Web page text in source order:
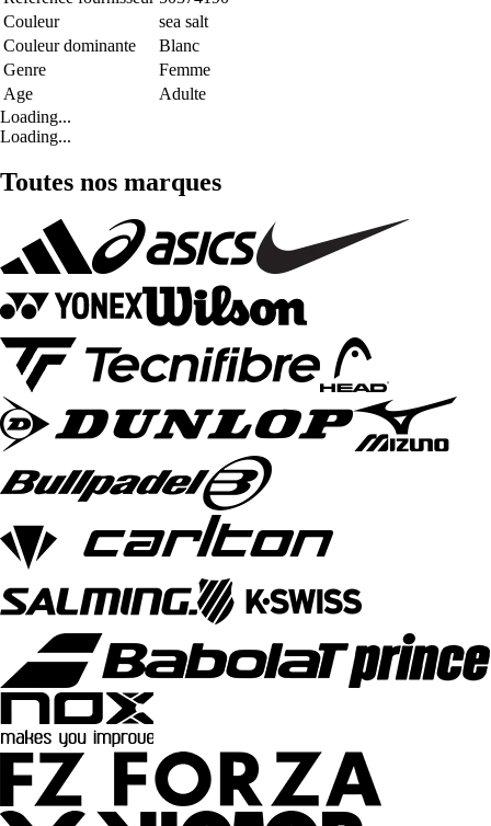
Couleur
sea salt
Couleur dominante
Blanc
Genre
Femme
Age
Adulte
Loading...
Loading...
Toutes nos marques